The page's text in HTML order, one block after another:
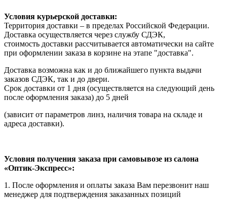
Условия курьерской доставки:
Территория доставки – в пределах Российской Федерации.
Доставка осуществляется через службу СДЭК,
стоимость доставки рассчитывается автоматически на сайте
при оформлении заказа в корзине на этапе "доставка".
Доставка возможна как и до ближайшего пункта выдачи
заказов СДЭК, так и до двери.
Срок доставки от 1 дня (осуществляется на следующий день
после оформления заказа) до 5 дней
(зависит от параметров линз, наличия товара на складе и
адреса доставки).
Условия получения заказа при самовывозе из салона
«Оптик-Экспресс»:
1. После оформления и оплаты заказа Вам перезвонит наш
менеджер для подтверждения заказанных позиций